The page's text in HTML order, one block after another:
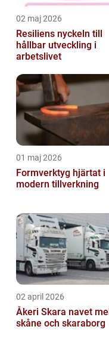
02 maj 2026
Resiliens nyckeln till
hållbar utveckling i
arbetslivet
01 maj 2026
Formverktyg hjärtat i
modern tillverkning
02 april 2026
Åkeri Skara navet mellan
skåne och skaraborg